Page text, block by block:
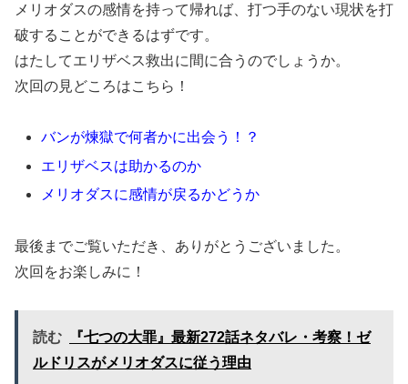
メリオダスの感情を持って帰れば、打つ手のない現状を打
破することができるはずです。
はたしてエリザベス救出に間に合うのでしょうか。
次回の見どころはこちら！
バンが煉獄で何者かに出会う！？
エリザベスは助かるのか
メリオダスに感情が戻るかどうか
最後までご覧いただき、ありがとうございました。
次回をお楽しみに！
読む
『七つの大罪』最新272話ネタバレ・考察！ゼ
ルドリスがメリオダスに従う理由